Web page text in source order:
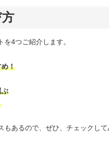
4つご紹介します。
！
ぶ
あるので、ぜひ、チェックして